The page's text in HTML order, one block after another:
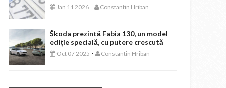
Jan 11 2026 - Constantin Hriban
Škoda prezintă Fabia 130, un model
ediție specială, cu putere crescută
Oct 07 2025 - Constantin Hriban